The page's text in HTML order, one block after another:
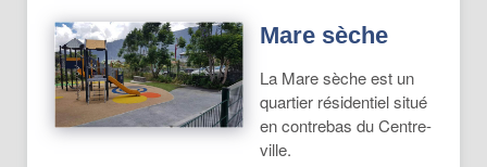
Mare sèche
La Mare sèche est un
quartier résidentiel situé
en contrebas du Centre-
ville.